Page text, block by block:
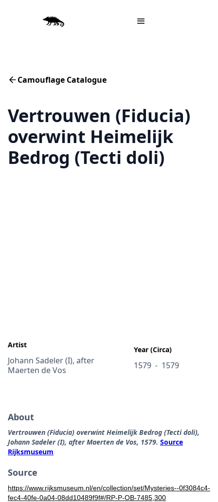
Camouflage Catalogue
Vertrouwen (Fiducia)
overwint Heimelijk
Bedrog (Tecti doli)
Artist
Johann Sadeler (I), after
Maerten de Vos
Year (Circa)
1579 - 1579
About
Vertrouwen (Fiducia) overwint Heimelijk Bedrog (Tecti doli),
Johann Sadeler (I), after Maerten de Vos, 1579. Source
Rijksmuseum
Source
https://www.rijksmuseum.nl/en/collection/set/Mysteries--0f3084c4-
fec4-40fe-0a04-08dd10489f9f#/RP-P-OB-7485,300